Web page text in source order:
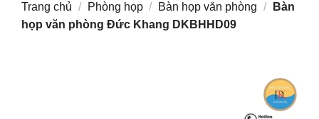
Trang chủ / Phòng họp / Bàn họp văn phòng /
Bàn
họp văn phòng Đức Khang DKBHHD09